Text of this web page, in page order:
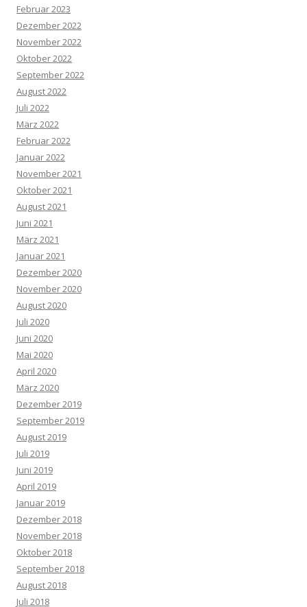
Februar 2023
Dezember 2022
November 2022
Oktober 2022
September 2022
August 2022
Juli 2022
März 2022
Februar 2022
Januar 2022
November 2021
Oktober 2021
August 2021
Juni 2021
März 2021
Januar 2021
Dezember 2020
November 2020
August 2020
Juli 2020
Juni 2020
Mai 2020
April 2020
März 2020
Dezember 2019
September 2019
August 2019
Juli 2019
Juni 2019
April 2019
Januar 2019
Dezember 2018
November 2018
Oktober 2018
September 2018
August 2018
Juli 2018